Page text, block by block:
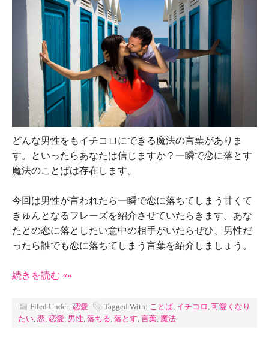
どんな男性をもイチコロにできる魔法の言葉がありま
す。といったらあなたは信じますか？一瞬で恋に落とす
魔法のことばは存在します。
今回は男性が言われたら一瞬で恋に落ちてしまう甘くて
きゅんとなるフレーズを紹介させていたらきます。あな
たとの恋に落としたい意中の相手がいたらぜひ、男性だ
ったら誰でも恋に落ちてしまう言葉を紹介しましょう。
続きを読む «»
Filed Under: 恋愛 Tagged With: ことば イチコロ 可愛くなり
たい 恋 恋愛 男性 落ちる 落とす 言葉 魔法